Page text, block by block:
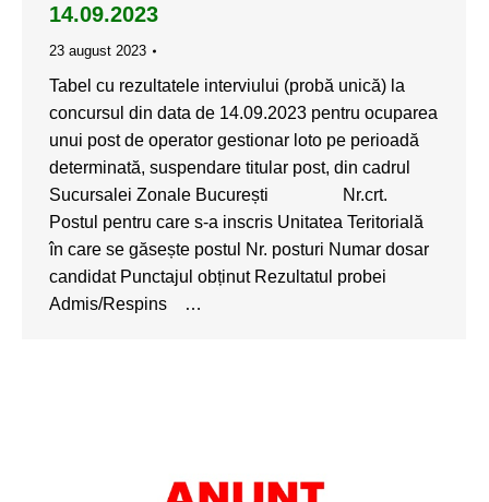
14.09.2023
23 august 2023
Tabel cu rezultatele interviului (probă unică) la
concursul din data de 14.09.2023 pentru ocuparea
unui post de operator gestionar loto pe perioadă
determinată, suspendare titular post, din cadrul
Sucursalei Zonale București Nr.crt.
Postul pentru care s-a inscris Unitatea Teritorială
în care se găsește postul Nr. posturi Numar dosar
candidat Punctajul obținut Rezultatul probei
Admis/Respins …